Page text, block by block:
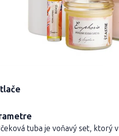
tuba je voňavý set, ktorý